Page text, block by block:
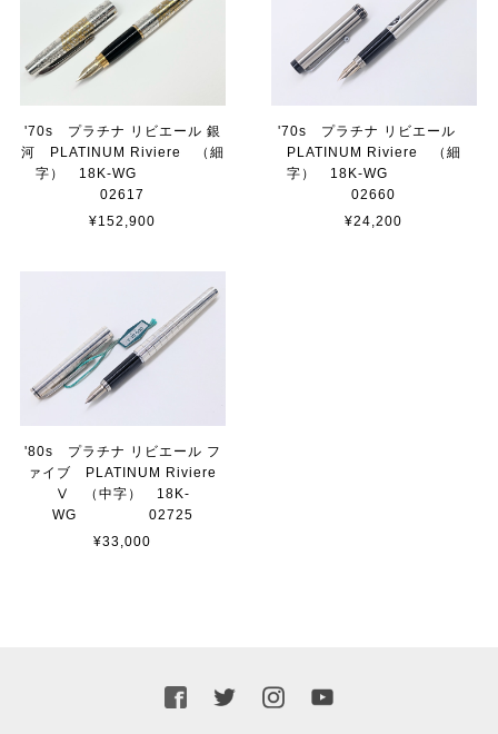
'70s プラチナ リビエール 銀
河 PLATINUM Riviere （細
字） 18K-WG
02617
¥152,900
'70s プラチナ リビエール
PLATINUM Riviere （細
字） 18K-WG
02660
¥24,200
'80s プラチナ リビエール フ
ァイブ PLATINUM Riviere
Ⅴ （中字） 18K-
WG 02725
¥33,000